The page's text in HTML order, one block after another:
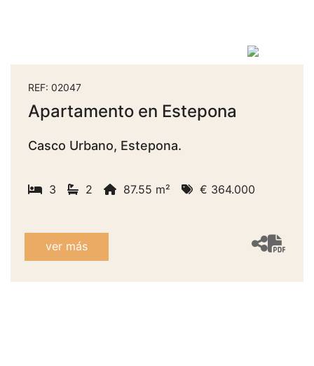
REF: 02047
Apartamento en Estepona
Casco Urbano, Estepona.
3 2 87.55 m² € 364.000
ver más